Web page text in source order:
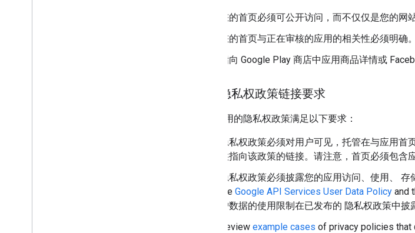
您的首页必须可公开访问，而不仅仅是您的网
您的首页与正在审核的应用的相关性必须明确。
指向 Google Play 商店中应用商品详情或
应用隐私权政策链接要求
确保应用的隐私权政策满足以下要求：
隐私权政策必须对用户可见，托管在与应用
供指向该政策的链接。请注意，首页必须包
隐私权政策必须披露您的应用访问、使用、
the Google API Services User Data Policy and
户数据的使用限制在已发布的 隐私权政策中披
Review example cases of privacy policies that